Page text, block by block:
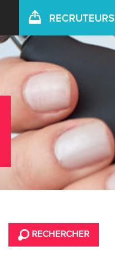
RECRUTEURS
RECHERCHER